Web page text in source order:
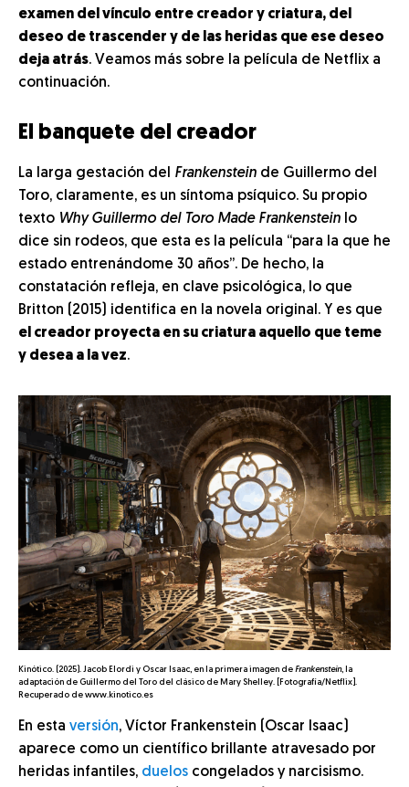
examen del vínculo entre creador y criatura, del
deseo de trascender y de las heridas que ese deseo
deja atrás. Veamos más sobre la película de Netflix a
continuación.
El banquete del creador
La larga gestación del Frankenstein de Guillermo del
Toro, claramente, es un síntoma psíquico. Su propio
texto Why Guillermo del Toro Made Frankenstein lo
dice sin rodeos, que esta es la película “para la que he
estado entrenándome 30 años”. De hecho, la
constatación refleja, en clave psicológica, lo que
Britton (2015) identifica en la novela original. Y es que
el creador proyecta en su criatura aquello que teme
y desea a la vez.
Kinótico. (2025). Jacob Elordi y Oscar Isaac, en la primera imagen de Frankenstein, la
adaptación de Guillermo del Toro del clásico de Mary Shelley. [Fotografía/Netflix].
Recuperado de www.kinotico.es
En esta versión, Víctor Frankenstein (Oscar Isaac)
aparece como un científico brillante atravesado por
heridas infantiles, duelos congelados y narcisismo.